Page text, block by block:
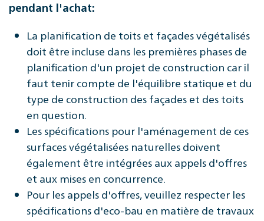
pendant l'achat:
La planification de toits et façades végétalisés
doit être incluse dans les premières phases de
planification d'un projet de construction car il
faut tenir compte de l'équilibre statique et du
type de construction des façades et des toits
en question.
Les spécifications pour l'aménagement de ces
surfaces végétalisées naturelles doivent
également être intégrées aux appels d'offres
et aux mises en concurrence.
Pour les appels d'offres, veuillez respecter les
spécifications d'eco-bau en matière de travaux